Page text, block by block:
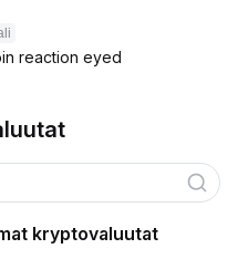
reaction eyed
kryptovaluutat